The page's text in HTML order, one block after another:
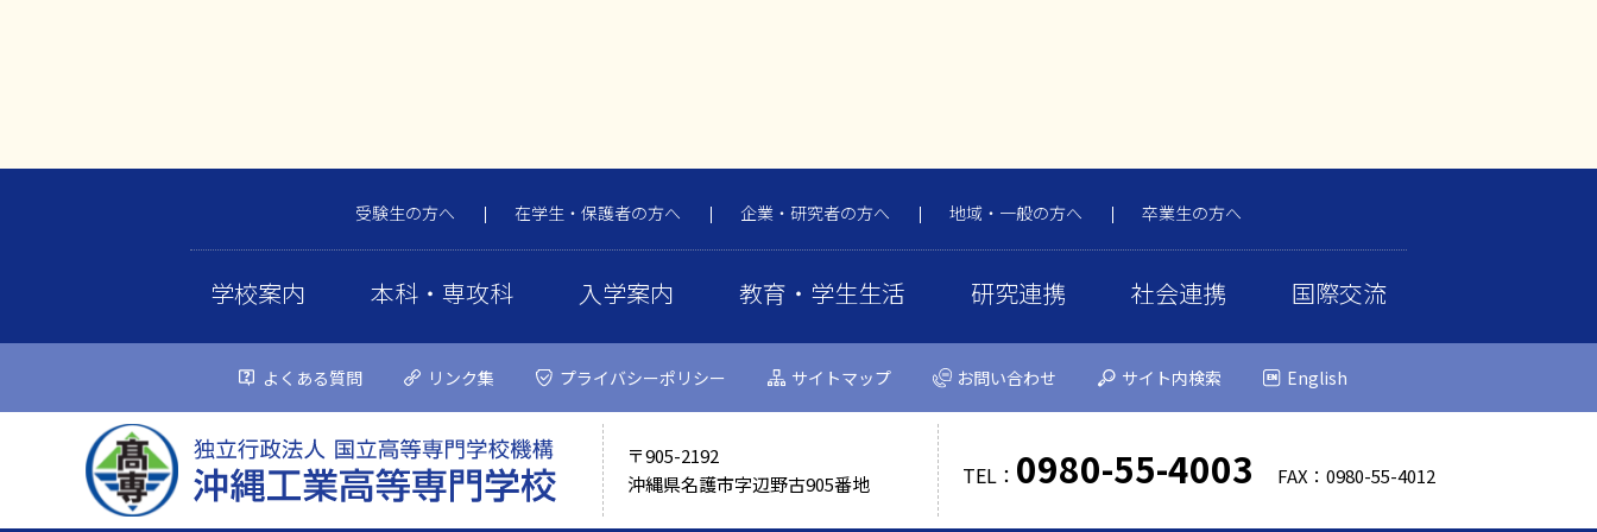
受験生の方へ 在学生・保護者の方へ 企業・研究者の方へ 地域・一般の方へ 卒業生の方へ
学校案内 本科・専攻科 入学案内 教育・学生生活 研究連携 社会連携 国際交流
よくある質問 リンク集 プライバシーポリシー サイトマップ お問い合わせ サイト内検索 English
〒905-2192
沖縄県名護市字辺野古905番地
TEL： 0980-55-4003 FAX：0980-55-4012